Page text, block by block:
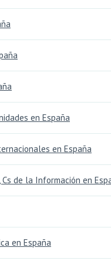
en España
en España
Cs de la Información en
en España